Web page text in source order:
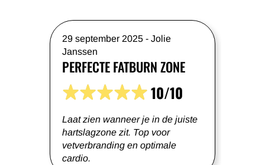
29 september 2025 - Jolie
Janssen
PERFECTE FATBURN ZONE
10/10
Laat zien wanneer je in de juiste
hartslagzone zit. Top voor
vetverbranding en optimale
cardio.